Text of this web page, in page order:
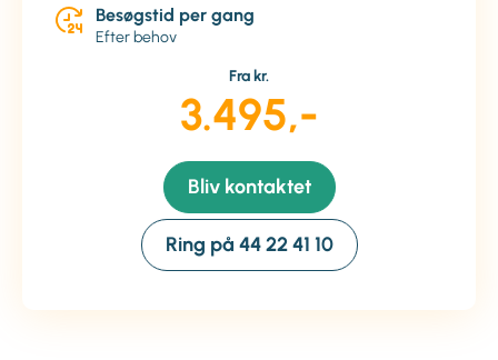
Besøgstid per gang
Efter behov
Fra kr.
3.495,-
Bliv kontaktet
Ring på 44 22 41 10